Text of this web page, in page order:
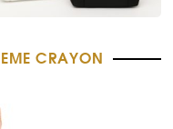
CRAYON